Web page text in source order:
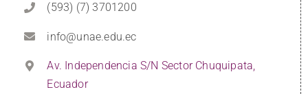
(593) (7) 3701200
info@unae.edu.ec
Av. Independencia S/N Sector Chuquipata,
Ecuador